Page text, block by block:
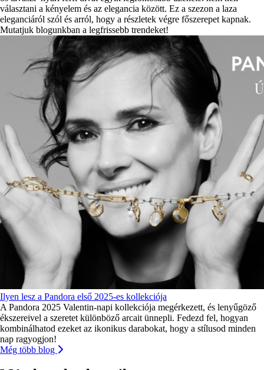
választani a kényelem és az elegancia között. Ez a szezon a laza
eleganciáról szól és arról, hogy a részletek végre főszerepet kapnak.
Mutatjuk blogunkban a legfrissebb trendeket!
Ilyen lesz a Pandora első 2025-es kollekciója
A Pandora 2025 Valentin-napi kollekciója megérkezett, és lenyűgöző
ékszereivel a szeretet különböző arcait ünnepli. Fedezd fel, hogyan
kombinálhatod ezeket az ikonikus darabokat, hogy a stílusod minden
nap ragyogjon!
Még több blog